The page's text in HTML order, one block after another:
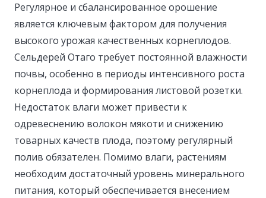
Регулярное и сбалансированное орошение
является ключевым фактором для получения
высокого урожая качественных корнеплодов.
Сельдерей Отаго требует постоянной влажности
почвы, особенно в периоды интенсивного роста
корнеплода и формирования листовой розетки.
Недостаток влаги может привести к
одревеснению волокон мякоти и снижению
товарных качеств плода, поэтому регулярный
полив обязателен. Помимо влаги, растениям
необходим достаточный уровень минерального
питания, который обеспечивается внесением